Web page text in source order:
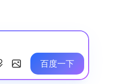
百度一下